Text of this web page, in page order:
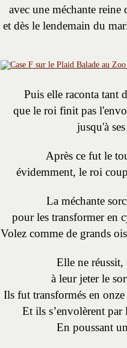
avec une méchante reine
et dès le lendemain du
Puis elle raconta tant
que le roi finit pas
jusqu'à
Après ce fut le
évidemment, le roi
La méchante
pour les transformer en
Volez comme de grands
Elle ne réussit,
à leur jeter le
Ils fut transformés en onze
Et ils s’envolèrent par
En poussant